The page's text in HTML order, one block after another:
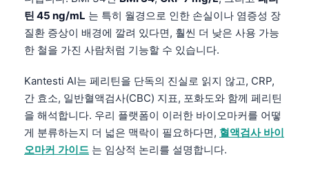
틴 45 ng/mL 는 특히 월경으로 인한 손실이나 염증성 장
질환 증상이 배경에 깔려 있다면, 훨씬 더 낮은 사용 가능
한 철을 가진 사람처럼 기능할 수 있습니다.
Kantesti AI는 페리틴을 단독의 진실로 읽지 않고, CRP,
간 효소, 일반혈액검사(CBC) 지표, 포화도와 함께 페리틴
을 해석합니다. 우리 플랫폼이 이러한 바이오마커를 어떻
게 분류하는지 더 넓은 맥락이 필요하다면, 혈액검사 바이
오마커 가이드 는 임상적 논리를 설명합니다.
Basa Jawa
Cebuano
ئۇيغۇرچە
Кыргызча
Беларуская мова
Esperanto